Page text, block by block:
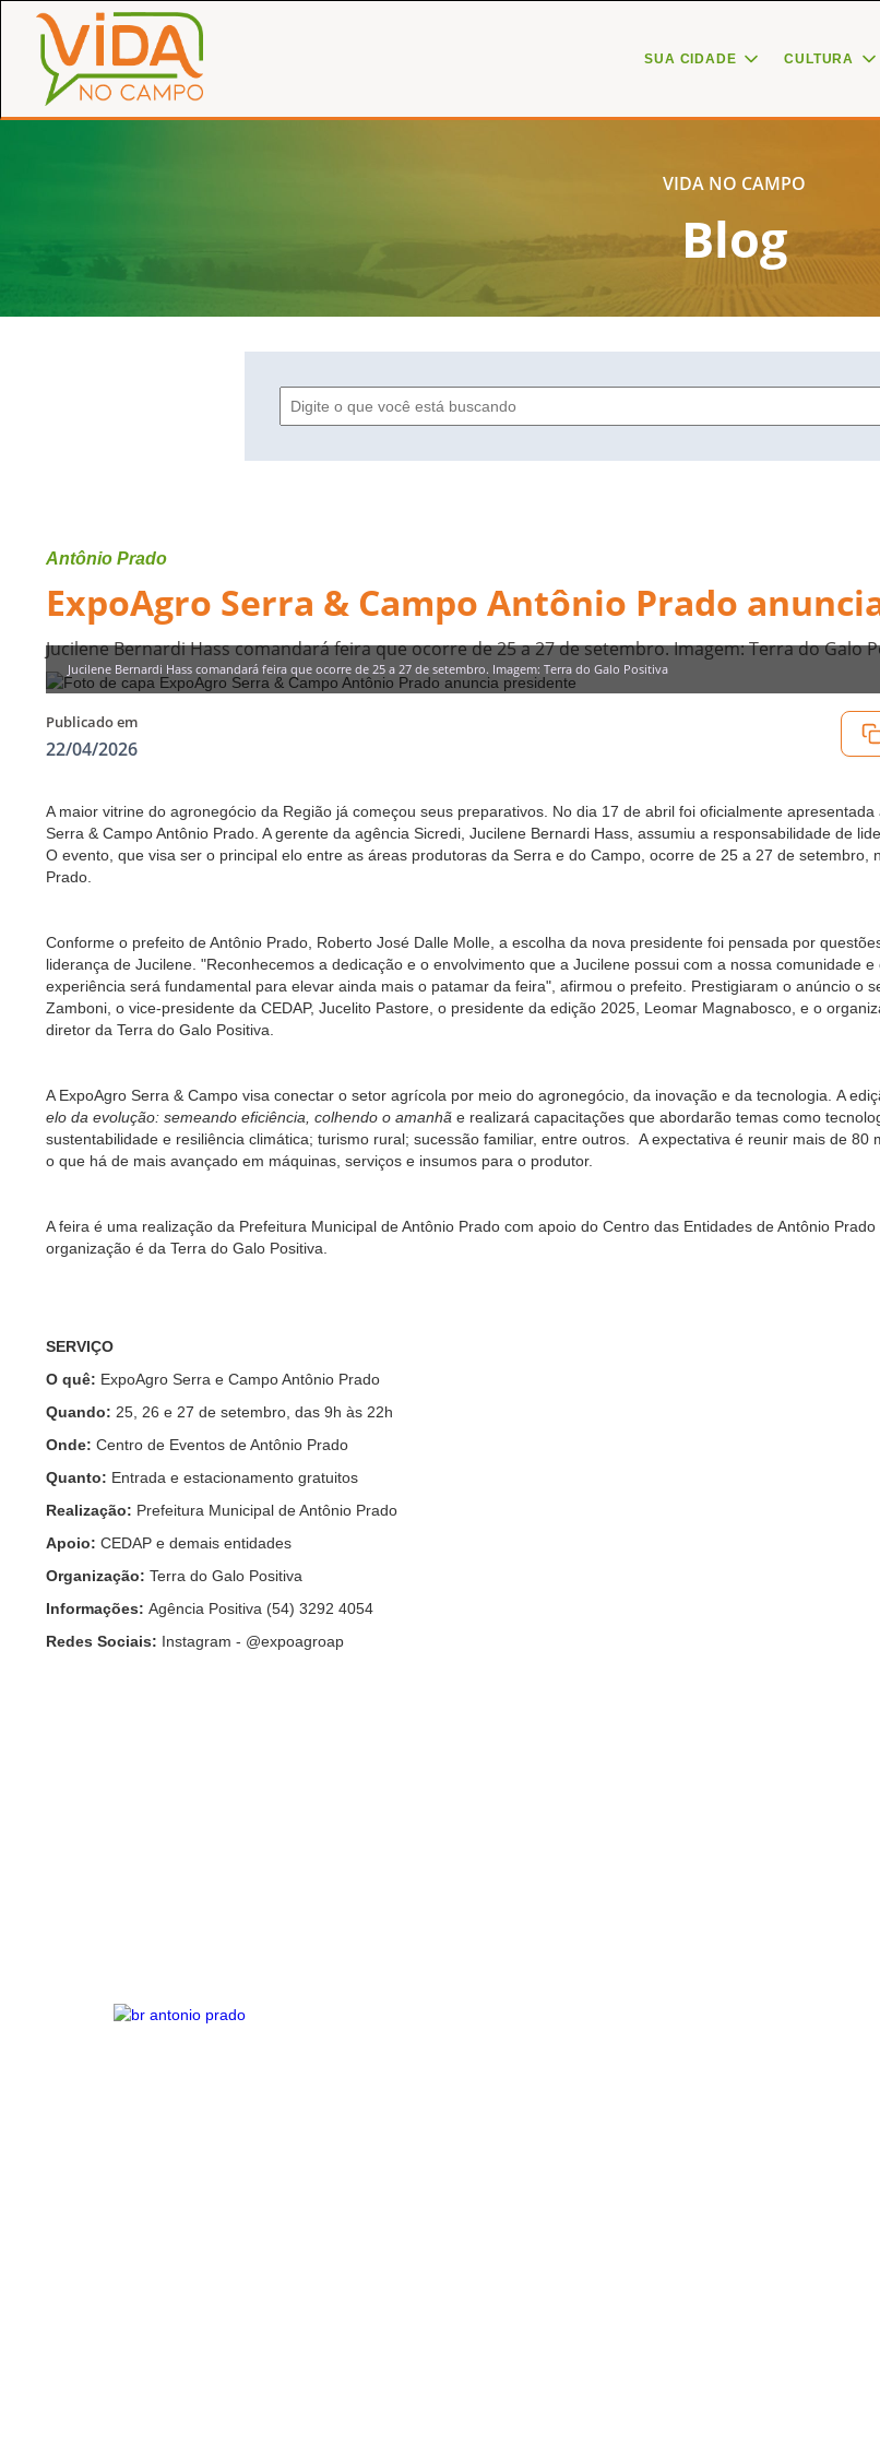
SUA CIDADE CULTURA
VIDA NO CAMPO
Blog
Antônio Prado
ExpoAgro Serra & Campo Antônio Prado
Jucilene Bernardi Hass comandará feira que ocorre de 25 a 27 de setembro. Imagem: Terra do Galo
Jucilene Bernardi Hass comandará feira que ocorre de 25 a 27 de setembro. Imagem: Terra do Galo Positiva
Publicado em
22/04/2026
A maior vitrine do agronegócio da Região já começou seus preparativos. No dia 17 de abril foi oficialmente
Serra & Campo Antônio Prado. A gerente da agência Sicredi, Jucilene Bernardi Hass, assumiu a responsabilidade de
O evento, que visa ser o principal elo entre as áreas produtoras da Serra e do Campo, ocorre de 25 a 27 de setembro,
Prado.
Conforme o prefeito de Antônio Prado, Roberto José Dalle Molle, a escolha da nova presidente foi pensada por
liderança de Jucilene. "Reconhecemos a dedicação e o envolvimento que a Jucilene possui com a nossa comunidade
experiência será fundamental para elevar ainda mais o patamar da feira", afirmou o prefeito. Prestigiaram o anúncio o
Zamboni, o vice-presidente da CEDAP, Jucelito Pastore, o presidente da edição 2025, Leomar Magnabosco, e o
diretor da Terra do Galo Positiva.
A ExpoAgro Serra & Campo visa conectar o setor agrícola por meio do agronegócio, da inovação e da tecnologia. A
elo da evolução: semeando eficiência, colhendo o amanhã e realizará capacitações que abordarão temas como
sustentabilidade e resiliência climática; turismo rural; sucessão familiar, entre outros. A expectativa é reunir mais de 80
o que há de mais avançado em máquinas, serviços e insumos para o produtor.
A feira é uma realização da Prefeitura Municipal de Antônio Prado com apoio do Centro das Entidades de Antônio
organização é da Terra do Galo Positiva.
SERVIÇO
O quê: ExpoAgro Serra e Campo Antônio Prado
Quando: 25, 26 e 27 de setembro, das 9h às 22h
Onde: Centro de Eventos de Antônio Prado
Quanto: Entrada e estacionamento gratuitos
Realização: Prefeitura Municipal de Antônio Prado
Apoio: CEDAP e demais entidades
Organização: Terra do Galo Positiva
Informações: Agência Positiva (54) 3292 4054
Redes Sociais: Instagram - @expoagroap